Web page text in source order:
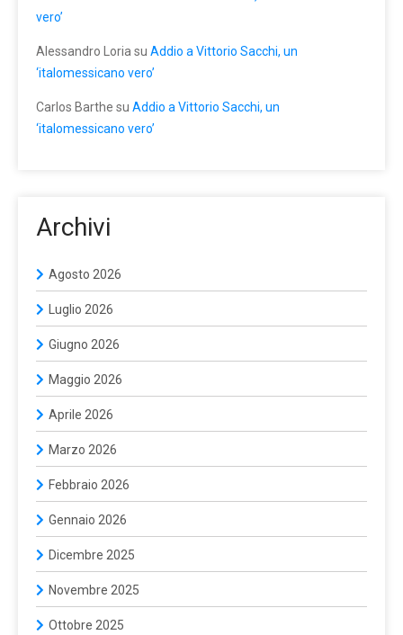
vero’
Alessandro Loria su Addio a Vittorio Sacchi, un
‘italomessicano vero’
Carlos Barthe su Addio a Vittorio Sacchi, un
‘italomessicano vero’
Archivi
Agosto 2026
Luglio 2026
Giugno 2026
Maggio 2026
Aprile 2026
Marzo 2026
Febbraio 2026
Gennaio 2026
Dicembre 2025
Novembre 2025
Ottobre 2025